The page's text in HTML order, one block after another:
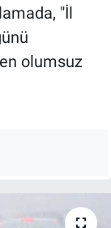
"İl
olumsuz